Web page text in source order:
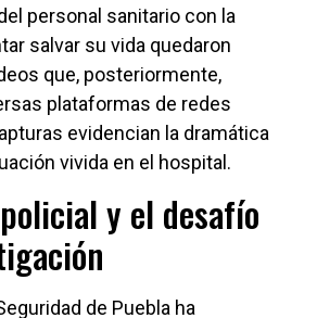
personal sanitario con la
salvar su vida quedaron
que, posteriormente,
plataformas de redes
evidencian la dramática
vivida en el hospital.
y el desafío
de Puebla ha